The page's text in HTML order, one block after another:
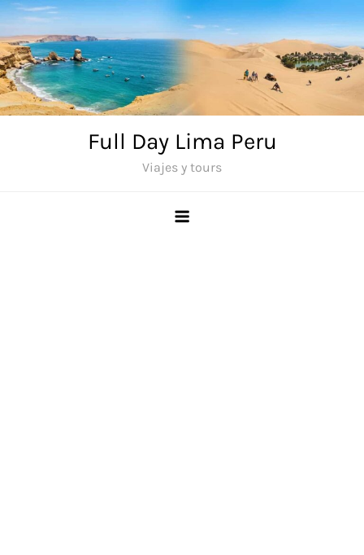
Saltar
al
contenido
Full Day Lima Peru
Viajes y tours